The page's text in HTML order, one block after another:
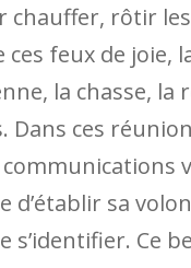
chauffer, rôtir
feux de
la chasse,
Dans ces
d’établir sa
s’identifier. Ce